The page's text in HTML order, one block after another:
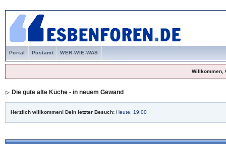
Portal Postamt WER-WIE-WAS
Willkommen,
Die gute alte Küche - in neuem Gewand
Herzlich willkommen! Dein letzter Besuch: Heute, 19:00